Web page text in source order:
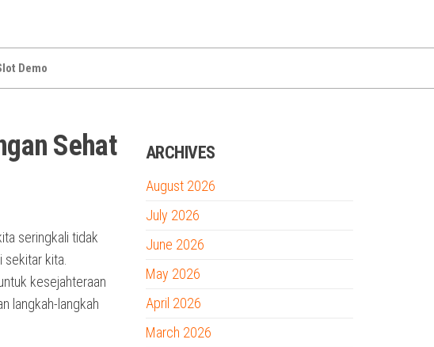
Demo
Sehat
seringkali tidak
kita.
kesejahteraan
langkah-langkah
ARCHIVES
August 2026
July 2026
June 2026
May 2026
April 2026
March 2026